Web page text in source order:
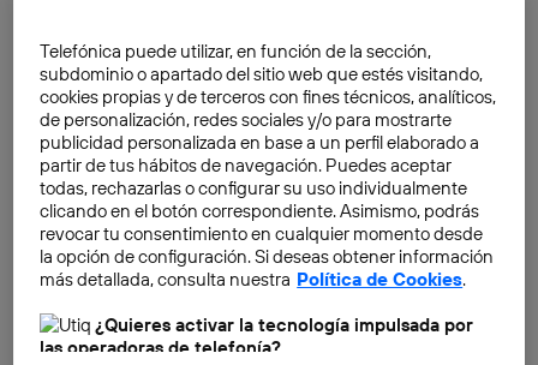
años. Lainnovación en dispositivos debe ir de la
mano de baterías modernasque se adapten a estos
avances.
Telefónica puede utilizar, en función de la sección,
subdominio o apartado del sitio web que estés visitando,
cookies propias y de terceros con fines técnicos, analíticos,
de personalización, redes sociales y/o para mostrarte
publicidad personalizada en base a un perfil elaborado a
partir de tus hábitos de navegación. Puedes aceptar
todas, rechazarlas o configurar su uso individualmente
clicando en el botón correspondiente. Asimismo, podrás
revocar tu consentimiento en cualquier momento desde
la opción de configuración. Si deseas obtener información
más detallada, consulta nuestra Política de Cookies.
¿Quieres activar la tecnología impulsada por
las operadoras de telefonía?